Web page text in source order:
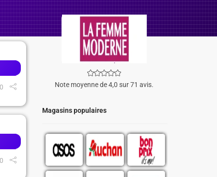
Note moyenne de 4,0 sur 71 avis.
Magasins populaires